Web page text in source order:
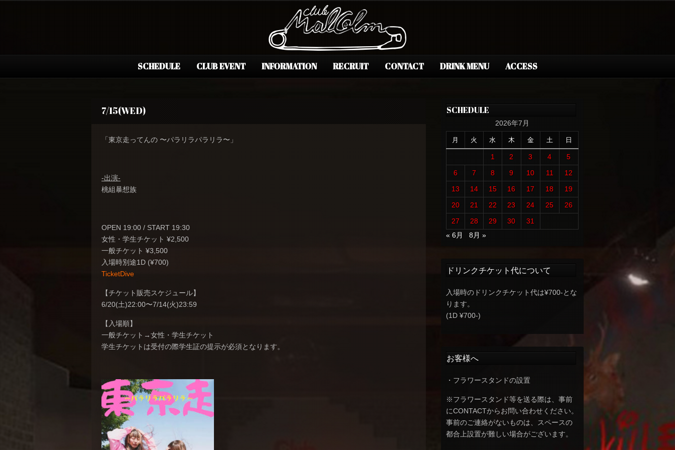
SCHEDULE CLUB EVENT INFORMATION RECRUIT CONTACT DRINK MENU ACCESS
7/15(WED)
「東京走ってんの 〜パラリラパラリラ〜」
-出演-
桃組暴想族
OPEN 19:00 / START 19:30
女性・学生チケット ¥2,500
一般チケット ¥3,500
入場時別途1D (¥700)
TicketDive
【チケット販売スケジュール】
6/20(土)22:00〜7/14(火)23:59
【入場順】
一般チケット→女性・学生チケット
学生チケットは受付の際学生証の提示が必須となります。
SCHEDULE
2026年7月
月 火 水 木 金 土 日
1 2 3 4
5
6
7 8 9 10 11
12
13
14 15 16 17 18
19
20
21 22 23 24 25
26
27
28 29 30
31
« 6月
8月 »
ドリンクチケット代について
入場時のドリンクチケット代は¥700-とな
ります。
(1D ¥700-)
お客様へ
・フラワースタンドの設置
※フラワースタンド等を送る際は、事前
にCONTACTからお問い合わせください。
事前のご連絡がないものは、スペースの
都合上設置が難しい場合がございます。